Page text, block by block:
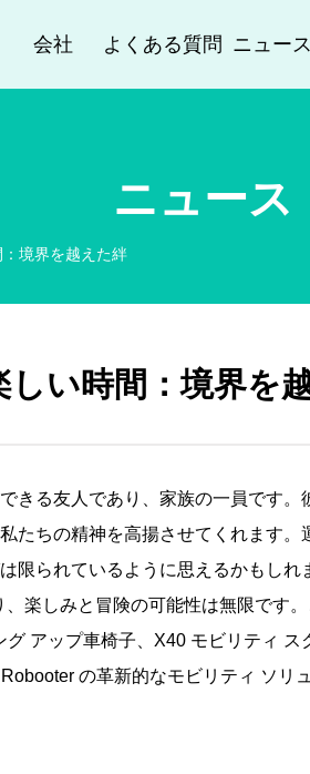
会社 よくある質問 ニュース
ニュース
境界を越えた絆
い時間：境界を
きる友人であり、家族の一員です。
たちの精神を高揚させてくれます。
限られているように思えるかもしれ
楽しみと冒険の可能性は無限です
アップ車椅子、X40 モビリティ ス
の革新的なモビリティ ソリ